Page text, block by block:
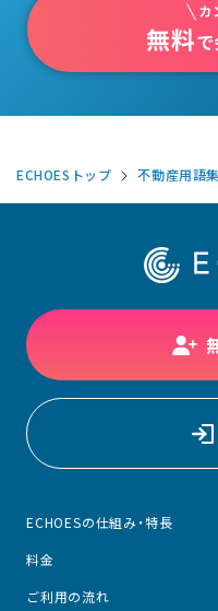
カ
無料
ECHOESトップ 不動産用語集
ECHOESの仕組み・特長
料金
ご利用の流れ